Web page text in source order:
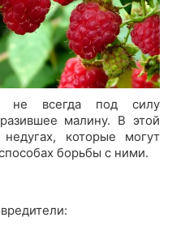
не всегда под силу
малину. В этой
которые могут
борьбы с ними.